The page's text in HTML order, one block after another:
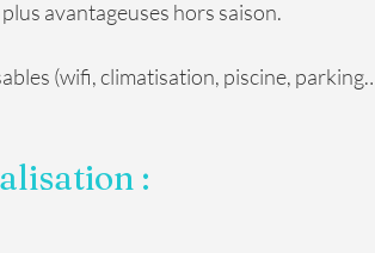
avantageuses hors saison.
(wifi, climatisation, piscine,
: